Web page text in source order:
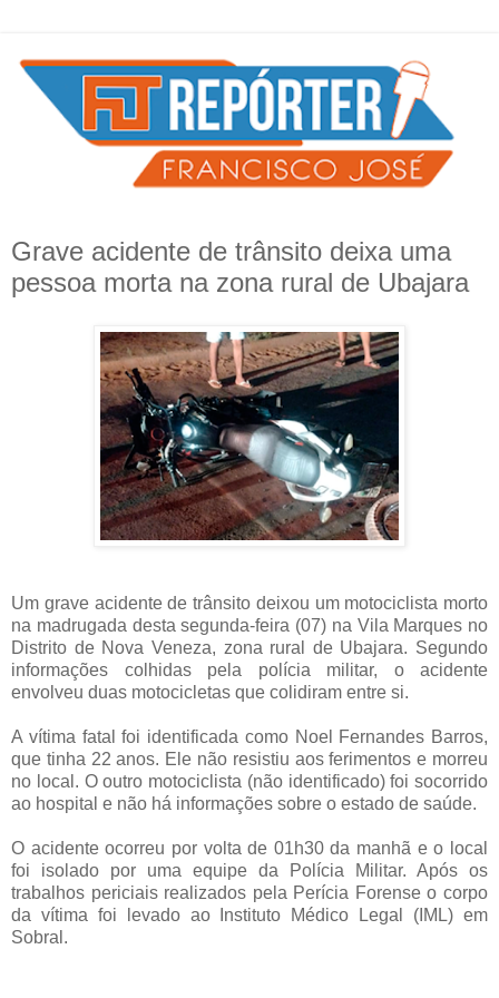
Grave acidente de trânsito deixa uma
pessoa morta na zona rural de Ubajara
Um grave acidente de trânsito deixou um motociclista morto
na madrugada desta segunda-feira (07) na Vila Marques no
Distrito de Nova Veneza, zona rural de Ubajara. Segundo
informações colhidas pela polícia militar, o acidente
envolveu duas motocicletas que colidiram entre si.
A vítima fatal foi identificada como Noel Fernandes Barros,
que tinha 22 anos. Ele não resistiu aos ferimentos e morreu
no local. O outro motociclista (não identificado) foi socorrido
ao hospital e não há informações sobre o estado de saúde.
O acidente ocorreu por volta de 01h30 da manhã e o local
foi isolado por uma equipe da Polícia Militar. Após os
trabalhos periciais realizados pela Perícia Forense o corpo
da vítima foi levado ao Instituto Médico Legal (IML) em
Sobral.